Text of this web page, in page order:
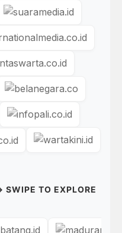
SWIPE TO EXPLORE